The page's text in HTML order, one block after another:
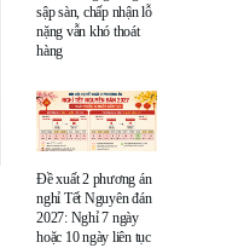
sập sàn, chấp nhận lỗ
nặng vẫn khó thoát
hàng
Đề xuất 2 phương án
nghỉ Tết Nguyên đán
2027: Nghỉ 7 ngày
hoặc 10 ngày liên tục